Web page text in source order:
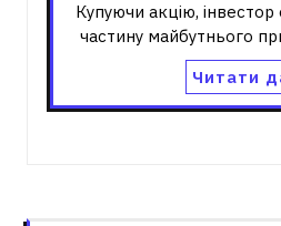
Купуючи акцію,
частину майбутнього
Читати